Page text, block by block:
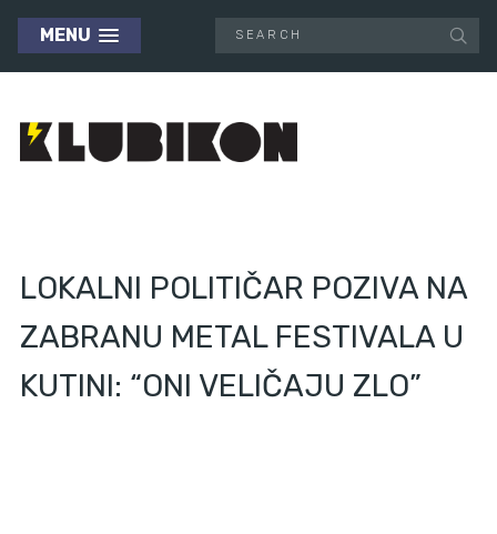
MENU
LOKALNI POLITIČAR POZIVA NA
ZABRANU METAL FESTIVALA U
KUTINI: “ONI VELIČAJU ZLO”